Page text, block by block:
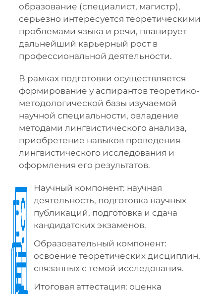
образование (специалист, магистр),
серьезно интересуется теоретическими
проблемами языка и речи, планирует
дальнейший карьерный рост в
профессиональной деятельности.
В рамках подготовки осуществляется
формирование у аспирантов теоретико-
методологической базы изучаемой
научной специальности, овладение
методами лингвистического анализа,
приобретение навыков проведения
лингвистического исследования и
оформления его результатов.
Научный компонент: научная
деятельность, подготовка научных
публикаций, подготовка и сдача
кандидатских экзаменов.
Образовательный компонент:
освоение теоретических дисциплин,
связанных с темой исследования.
Итоговая аттестация: оценка